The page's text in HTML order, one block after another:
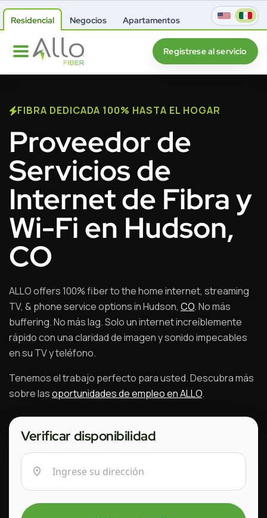
Residencial Negocios Apartamentos
Regístrese al servicio
FIBRA DEDICADA 100% HASTA EL HOGAR
Proveedor de
Servicios de
Internet de Fibra y
Wi-Fi en Hudson,
CO
ALLO offers 100% fiber to the home internet, streaming
TV, & phone service options in Hudson, CO. No más
buffering. No más lag. Solo un internet increíblemente
rápido con una claridad de imagen y sonido impecables
en su TV y teléfono.
Tenemos el trabajo perfecto para usted. Descubra más
sobre lasoportunidades de empleo en ALLO.
Verificar disponibilidad